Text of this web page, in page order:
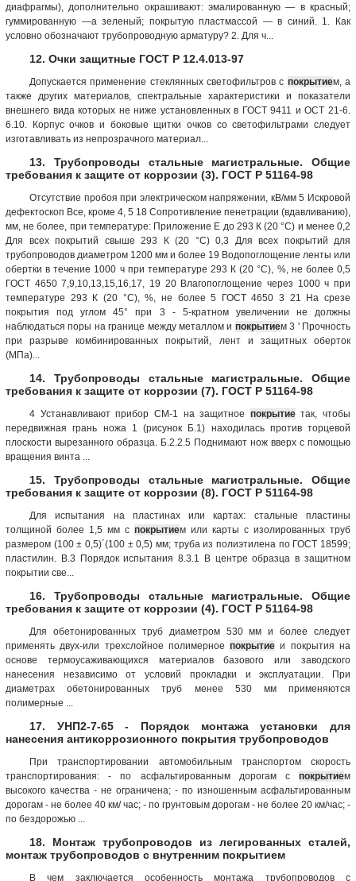
диафрагмы), дополнительно окрашивают: эмалированную — в красный;
гуммированную —а зеленый; покрытую пластмассой — в синий. 1. Как
условно обозначают трубопроводную арматуру? 2. Для ч...
12. Очки защитные ГОСТ Р 12.4.013-97
Допускается применение стеклянных светофильтров с покрытием, а
также других материалов, спектральные характеристики и показатели
внешнего вида которых не ниже установленных в ГОСТ 9411 и ОСТ 21-6.
6.10. Корпус очков и боковые щитки очков со светофильтрами следует
изготавливать из непрозрачного материал...
13. Трубопроводы стальные магистральные. Общие
требования к защите от коррозии (3). ГОСТ Р 51164-98
Отсутствие пробоя при электрическом напряжении, кВ/мм 5 Искровой
дефектоскоп Все, кроме 4, 5 18 Сопротивление пенетрации (вдавливанию),
мм, не более, при температуре: Приложение Е до 293 К (20 °С) и менее 0,2
Для всех покрытий свыше 293 К (20 °С) 0,3 Для всех покрытий для
трубопроводов диаметром 1200 мм и более 19 Водопоглощение ленты или
обертки в течение 1000 ч при температуре 293 К (20 °С), %, не более 0,5
ГОСТ 4650 7,9,10,13,15,16,17, 19 20 Влагопоглощение через 1000 ч при
температуре 293 К (20 °С), %, не более 5 ГОСТ 4650 3 21 На срезе
покрытия под углом 45° при 3 - 5-кратном увеличении не должны
наблюдаться поры на границе между металлом и покрытием 3 ' Прочность
при разрыве комбинированных покрытий, лент и защитных оберток
(МПа)...
14. Трубопроводы стальные магистральные. Общие
требования к защите от коррозии (7). ГОСТ Р 51164-98
4 Устанавливают прибор СМ-1 на защитное покрытиетак, чтобы
передвижная грань ножа 1 (рисунок Б.1) находилась против торцевой
плоскости вырезанного образца. Б.2.2.5 Поднимают нож вверх с помощью
вращения винта ...
15. Трубопроводы стальные магистральные. Общие
требования к защите от коррозии (8). ГОСТ Р 51164-98
Для испытания на пластинах или картах: стальные пластины
толщиной более 1,5 мм с покрытием или карты с изолированных труб
размером (100 ± 0,5)´(100 ± 0,5) мм; труба из полиэтилена по ГОСТ 18599;
пластилин. В.3 Порядок испытания 8.3.1 В центре образца в защитном
покрытии све...
16. Трубопроводы стальные магистральные. Общие
требования к защите от коррозии (4). ГОСТ Р 51164-98
Для обетонированных труб диаметром 530 мм и более следует
применять двух-или трехслойное полимерноепокрытие и покрытия на
основе термоусаживающихся материалов базового или заводского
нанесения независимо от условий прокладки и эксплуатации. При
диаметрах обетонированных труб менее 530 мм применяются
полимерные ...
17. УНП2-7-65 - Порядок монтажа установки для
нанесения антикоррозионного покрытия трубопроводов
При транспортировании автомобильным транспортом скорость
транспортирования: - по асфальтированным дорогам с покрытием
высокого качества - не ограничена; - по изношенным асфальтированным
дорогам - не более 40 км/ час; - по грунтовым дорогам - не более 20 км/час; -
по бездорожью ...
18. Монтаж трубопроводов из легированных сталей,
монтаж трубопроводов с внутренним покрытием
В чем заключается особенность монтажа трубопроводов с